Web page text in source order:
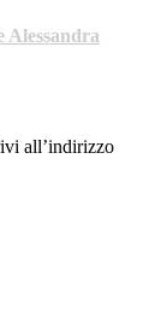
Alessandra
all’indirizzo